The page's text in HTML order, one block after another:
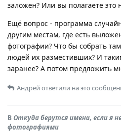
заложен? Или вы полагаете это
Ещё вопрос - программа
другим местам, где есть
фотографии? Что бы собрать
людей их разместивших? И
заранее? А потом предложить
Андрейответили на это
В Откуда берутся имена, если я
фотографиями